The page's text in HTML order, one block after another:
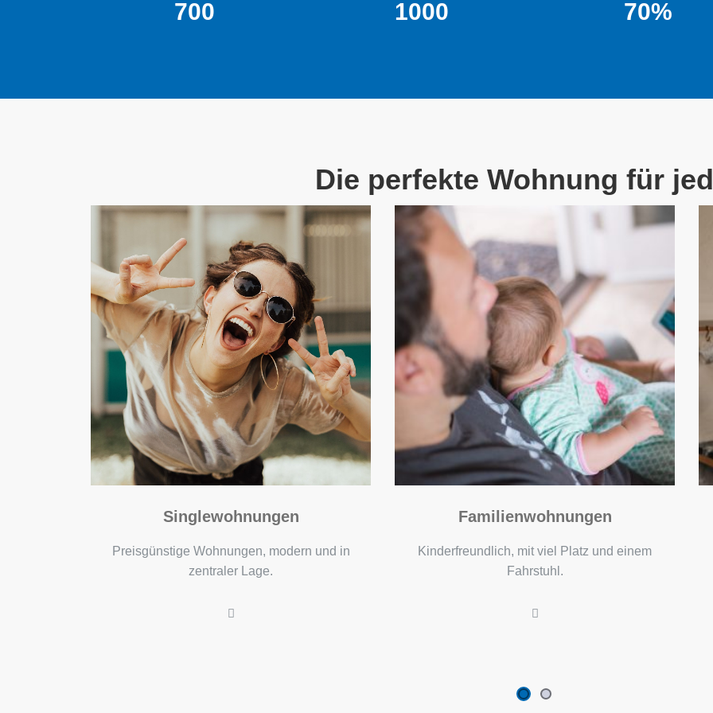
700 1000 70%
Die perfekte Wohnung für
Familienwohnungen
Kinderfreundlich, mit viel Platz und einem
Fahrstuhl.
Altstadtwohnungen
Kleiner Mieterkreis in sanierten Häusern mit
Grünfläche.